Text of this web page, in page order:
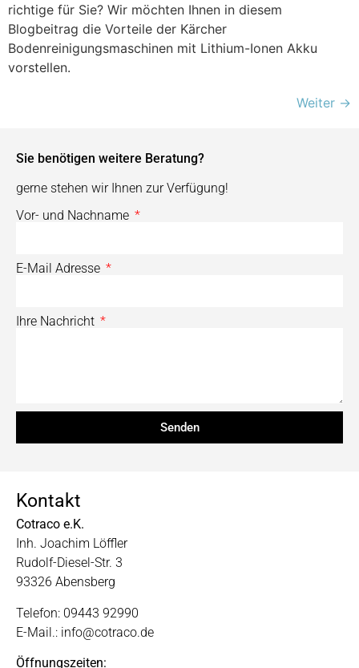
richtige für Sie? Wir möchten Ihnen in diesem
Blogbeitrag die Vorteile der Kärcher
Bodenreinigungsmaschinen mit Lithium-Ionen Akku
vorstellen.
Weiter →
Sie benötigen weitere Beratung?
gerne stehen wir Ihnen zur Verfügung!
Vor- und Nachname
E-Mail Adresse
Ihre Nachricht
Senden
Kontakt
Cotraco e.K.
Inh. Joachim Löffler
Rudolf-Diesel-Str. 3
93326 Abensberg
Telefon: 09443 92990
E-Mail.: info@cotraco.de
Öffnungszeiten: